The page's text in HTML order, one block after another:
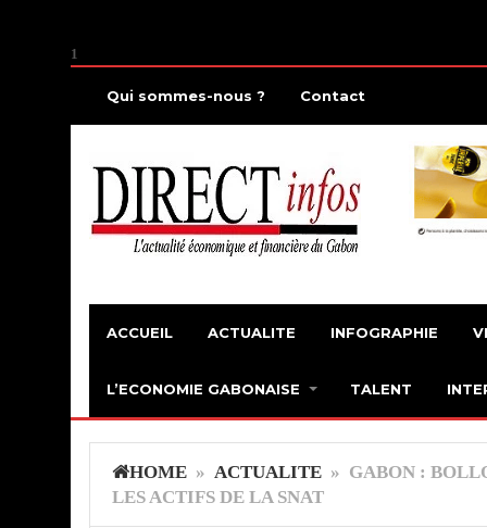
1
Qui sommes-nous ? Contact
ACCUEIL ACTUALITE INFOGRAPHIE
L’ECONOMIE GABONAISE TALENT
HOME » ACTUALITE » GABON :
LES ACTIFS DE LA SNAT